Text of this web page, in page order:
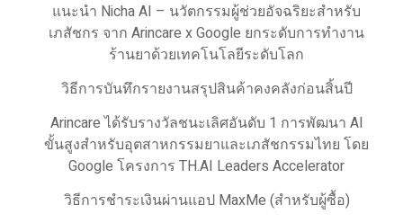
แนะนำ Nicha AI – นวัตกรรมผู้ช่วยอัจฉริยะสำหรับ
เภสัชกร จาก Arincare x Google ยกระดับการทำงาน
ร้านยาด้วยเทคโนโลยีระดับโลก
วิธีการบันทึกรายงานสรุปสินค้าคงคลังก่อนสิ้นปี
Arincare ได้รับรางวัลชนะเลิศอันดับ 1 การพัฒนา AI
ขั้นสูงสำหรับอุตสาหกรรมยาและเภสัชกรรมไทย โดย
Google โครงการ TH.AI Leaders Accelerator
วิธีการชำระเงินผ่านแอป MaxMe (สำหรับผู้ซื้อ)